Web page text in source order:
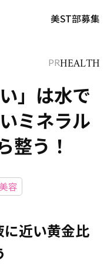
美ST部募集
PRHEALTH
」は水で
ミネラル
整う！
美容
近い黄金比